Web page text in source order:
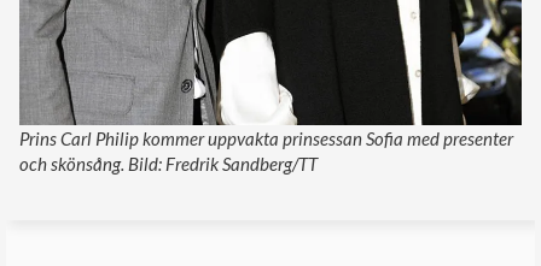
Prins Carl Philip kommer uppvakta prinsessan Sofia med presenter
och skönsång. Bild: Fredrik Sandberg/TT